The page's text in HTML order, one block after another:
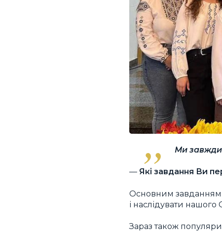
Ми завжди
— Які завдання Ви
Основним завданням
і наслідувати нашого
Зараз також